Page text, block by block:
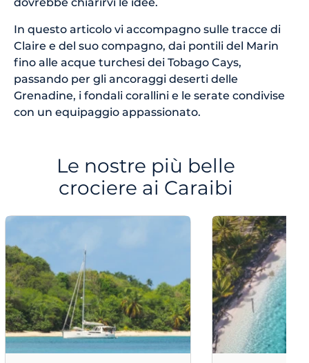
In questo articolo vi accompagno sulle tracce di
Claire e del suo compagno, dai pontili del Marin
fino alle acque turchesi dei Tobago Cays,
passando per gli ancoraggi deserti delle
Grenadine, i fondali corallini e le serate condivise
con un equipaggio appassionato.
Le nostre più belle
crociere ai Caraibi